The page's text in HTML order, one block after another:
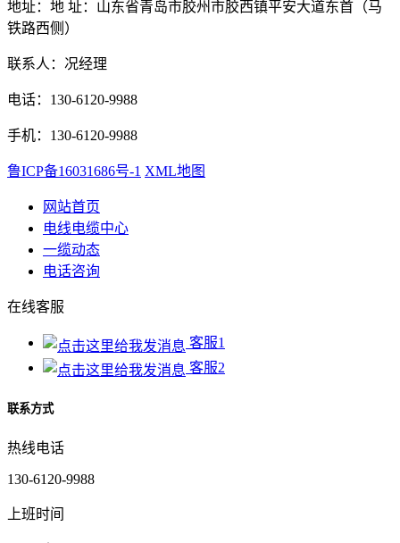
地址：地 址：山东省青岛市胶州市胶西镇平安大道东首（马
铁路西侧）
联系人：况经理
电话：130-6120-9988
手机：130-6120-9988
鲁ICP备16031686号-1 XML地图
网站首页
电线电缆中心
一缆动态
电话咨询
在线客服
客服1
客服2
联系方式
热线电话
130-6120-9988
上班时间